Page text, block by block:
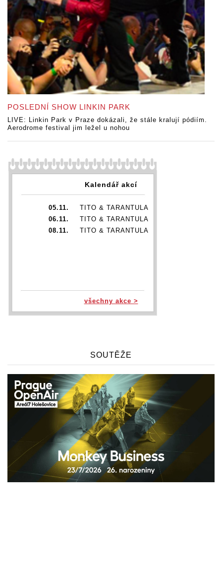
POSLEDNÍ SHOW LINKIN PARK
LIVE: Linkin Park v Praze dokázali, že stále kralují pódiím.
Aerodrome festival jim ležel u nohou
Kalendář akcí
05.11.
TITO & TARANTULA
06.11.
TITO & TARANTULA
08.11.
TITO & TARANTULA
všechny akce >
SOUTĚŽE